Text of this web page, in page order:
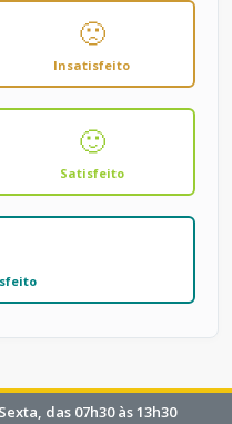
🙁
Insatisfeito
🙂
Satisfeito
das 07h30 às 13h30